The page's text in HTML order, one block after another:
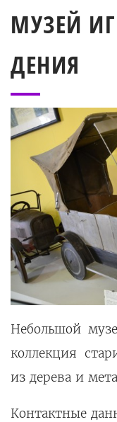
МУЗЕЙ
ДЕНИЯ
Небольшой
коллекция
из дерева и
Контактные